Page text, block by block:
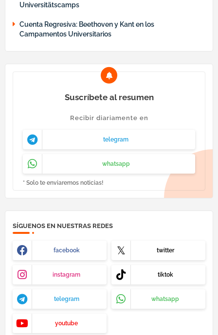
Universitätscamps
Cuenta Regresiva: Beethoven y Kant en los
Campamentos Universitarios
Suscríbete al resumen
Recibir diariamente en
telegram
whatsapp
* Solo te enviaremos noticias!
SÍGUENOS EN NUESTRAS REDES
facebook twitter
instagram tiktok
telegram whatsapp
youtube